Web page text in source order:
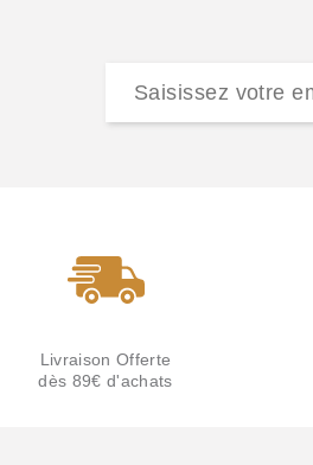
Livraison Offerte
dès 89€ d'achats